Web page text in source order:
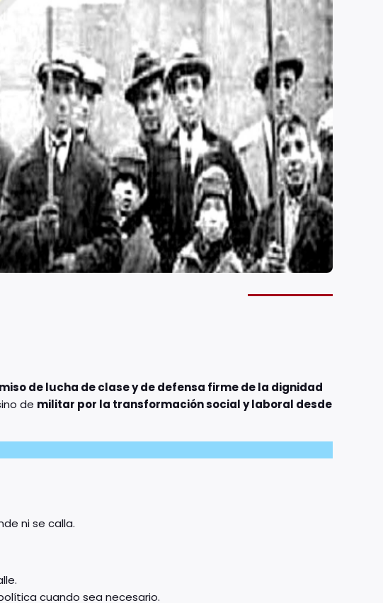
de lucha de clase y de defensa firme de la dignidad
de militar por la transformación social y laboral desde
ni se calla.
cuando sea necesario.